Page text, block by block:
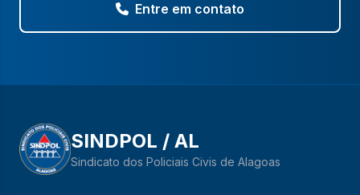
Entre em contato
SINDPOL / AL
Sindicato dos Policiais Civis de Alagoas